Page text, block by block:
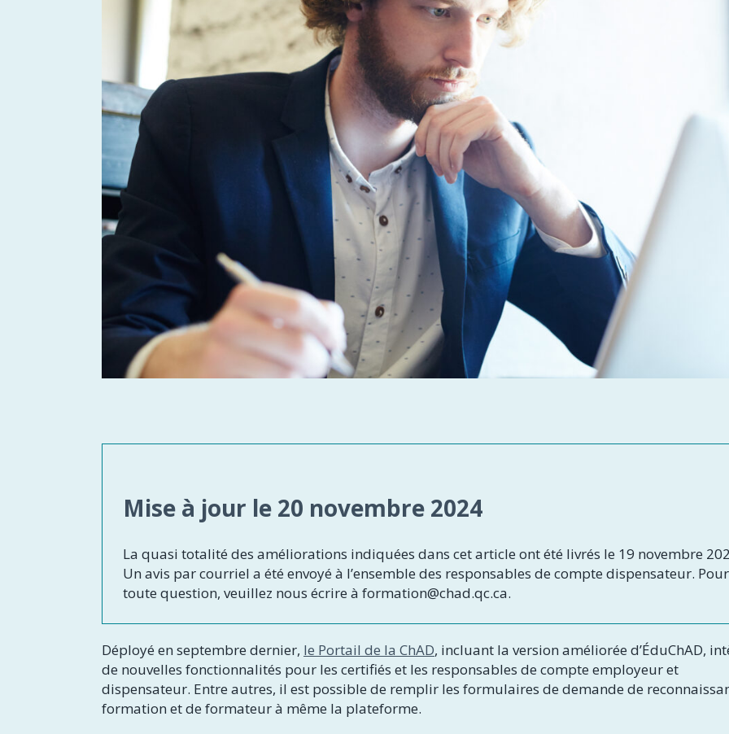
Mise à jour le 20 novembre 2024
La quasi totalité des améliorations indiquées dans cet article ont été livrés le 19 novembre
Un avis par courriel a été envoyé à l’ensemble des responsables de compte dispensateur. Pour
toute question, veuillez nous écrire à formation@chad.qc.ca.
Déployé en septembre dernier, le Portail de la ChAD, incluant la version améliorée d’ÉduChAD,
de nouvelles fonctionnalités pour les certifiés et les responsables de compte employeur et
dispensateur. Entre autres, il est possible de remplir les formulaires de demande de
formation et de formateur à même la plateforme.